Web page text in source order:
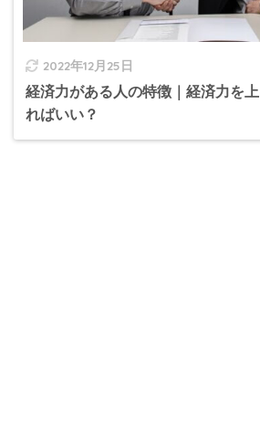
2022年12月25日
経済力がある人の特徴｜経済力を
ればいい？